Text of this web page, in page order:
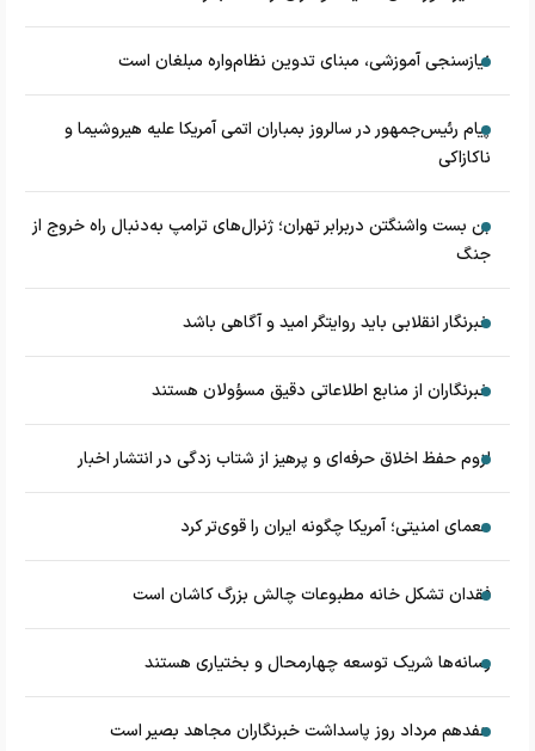
نیازسنجی آموزشی، مبنای تدوین نظام‌واره مبلغان است
پیام رئیس‌جمهور در سالروز بمباران اتمی آمریکا علیه هیروشیما و
ناکازاکی
بن بست واشنگتن دربرابر تهران؛ ژنرال‌های ترامپ به‌دنبال راه خروج از
جنگ
خبرنگار انقلابی باید روایتگر امید و آگاهی باشد
خبرنگاران از منابع اطلاعاتی دقیق مسؤولان هستند
لزوم حفظ اخلاق حرفه‌ای و پرهیز از شتاب زدگی در انتشار اخبار
معمای امنیتی؛ آمریکا چگونه ایران را قوی‌تر کرد
فقدان تشکل خانه مطبوعات چالش بزرگ کاشان است
رسانه‌ها شریک توسعه چهارمحال و بختیاری هستند
هفدهم مرداد روز پاسداشت خبرنگاران مجاهد بصیر است